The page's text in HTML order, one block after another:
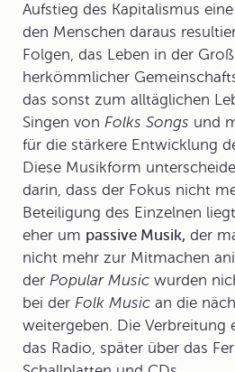
Aufstieg des Kapitalismus
den Menschen daraus
Folgen, das Leben in der
herkömmlicher
das sonst zum alltäglichen
Singen von Folks Songs und
für die stärkere Entwicklung
Diese Musikform
darin, dass der Fokus nicht
Beteiligung des Einzelnen
eher um passive Musik, der
nicht mehr zur Mitmachen
der Popular Music wurden
bei der Folk Music an die
weitergeben. Die Verbreitung
das Radio, später über das